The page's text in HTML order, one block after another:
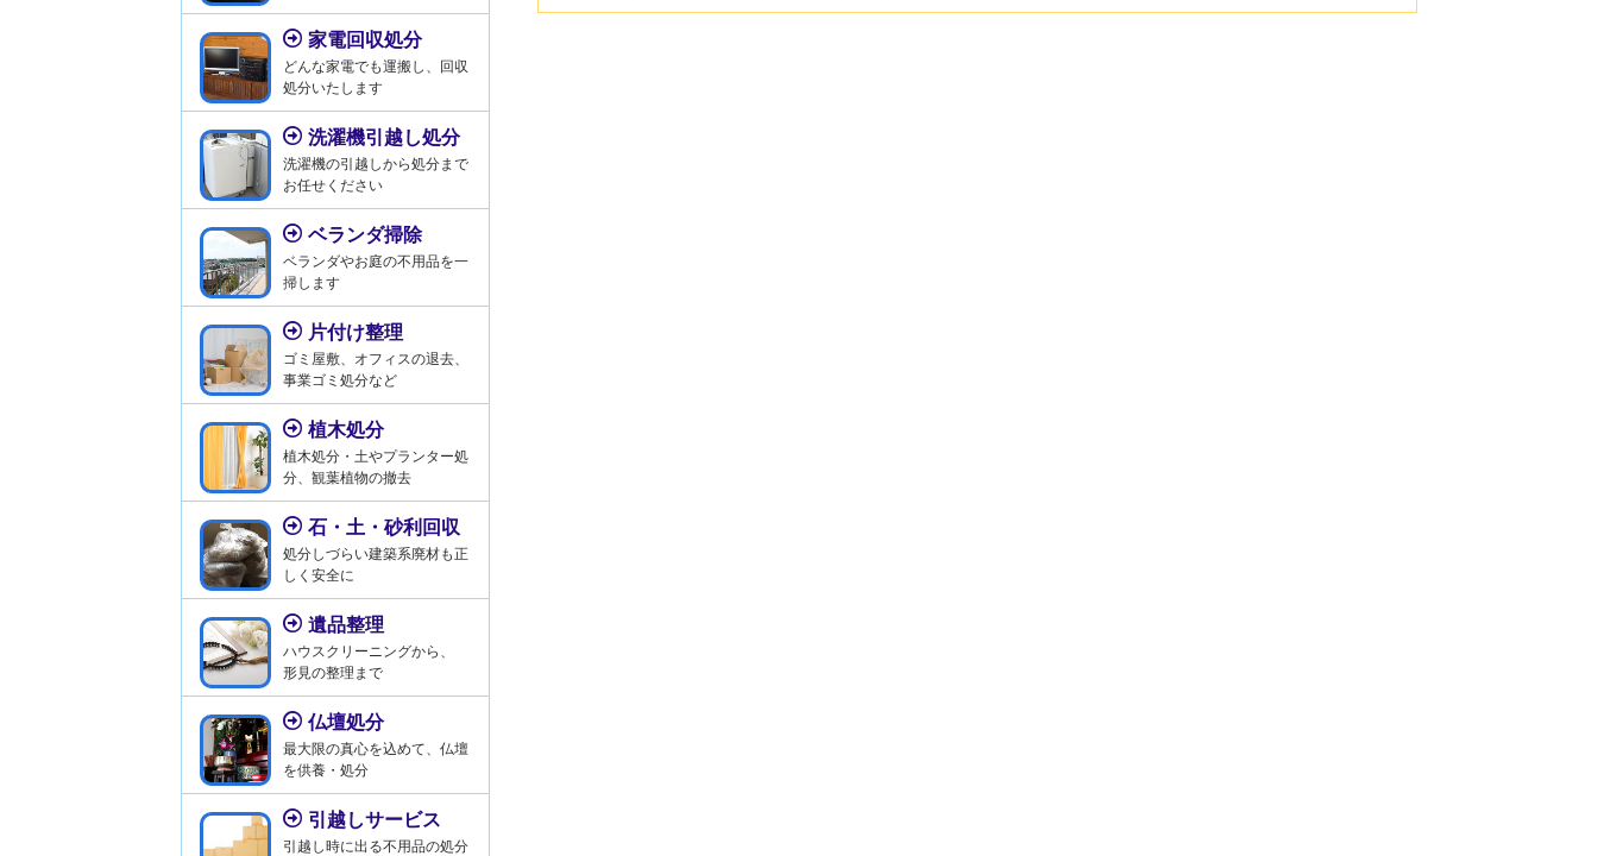
家電回収処分
どんな家電でも運搬し、回収
処分いたします
洗濯機引越し処分
洗濯機の引越しから処分まで
お任せください
ベランダ掃除
ベランダやお庭の不用品を一
掃します
片付け整理
ゴミ屋敷、オフィスの退去、
事業ゴミ処分など
植木処分
植木処分・土やプランター処
分、観葉植物の撤去
石・土・砂利回収
処分しづらい建築系廃材も正
しく安全に
遺品整理
ハウスクリーニングから、
形見の整理まで
仏壇処分
最大限の真心を込めて、仏壇
を供養・処分
引越しサービス
引越し時に出る不用品の処分